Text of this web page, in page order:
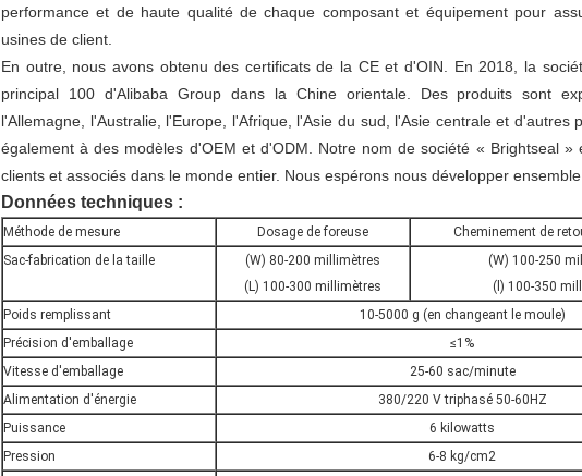
performance et de haute qualité de chaque composant et équipement pour
usines de client.
En outre, nous avons obtenu des certificats de la CE et d'OIN. En 2018, la
principal 100 d'Alibaba Group dans la Chine orientale. Des produits sont
l'Allemagne, l'Australie, l'Europe, l'Afrique, l'Asie du sud, l'Asie centrale et d'autres
également à des modèles d'OEM et d'ODM. Notre nom de société « Brightseal
clients et associés dans le monde entier. Nous espérons nous développer
Données techniques :
Méthode de mesure Dosage de foreuse
Cheminement de
Sac-fabrication de la taille
(W) 80-200 millimètres
(L) 100-300 millimètres
(W) 100-250
(l) 100-350
Poids remplissant
10-5000 g (en changeant le moule)
Précision d'emballage
≤1%
Vitesse d'emballage
25-60 sac/minute
Alimentation d'énergie
380/220 V triphasé 50-60HZ
Puissance
6 kilowatts
Pression
6-8 kg/cm2